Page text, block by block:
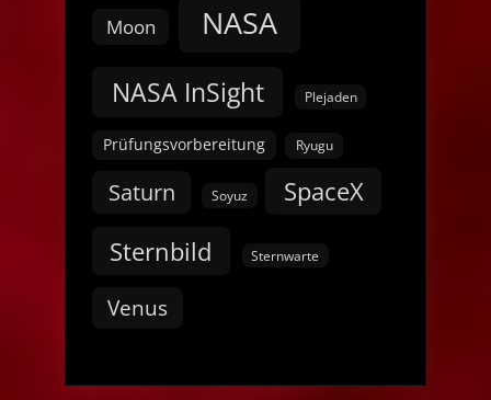
Moon NASA
NASA InSight Plejaden
Prüfungsvorbereitung Ryugu
Saturn Soyuz
SpaceX
Sternbild
Sternwarte
Venus